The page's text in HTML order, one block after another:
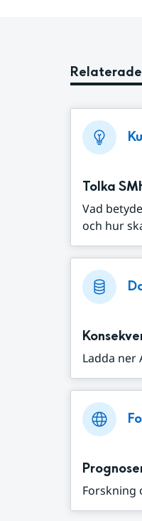
Tolka
Vad
och hur
Ladda ner
Forskning